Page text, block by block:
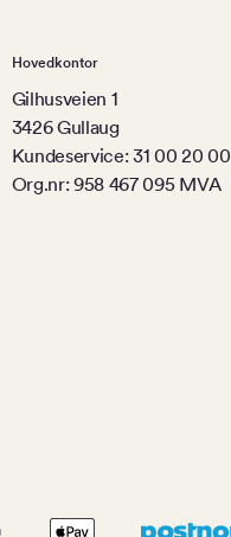
Hovedkontor
Gilhusveien 1
3426 Gullaug
Kundeservice: 31 00 20 00
Org.nr: 958 467 095 MVA